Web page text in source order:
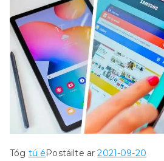
Tóg tú éPostáilte ar2021-09-20